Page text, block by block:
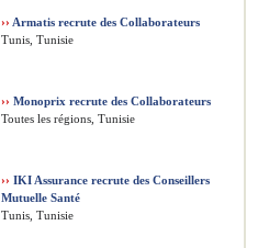
›› Armatis recrute des Collaborateurs
Tunis, Tunisie
›› Monoprix recrute des Collaborateurs
Toutes les régions, Tunisie
›› IKI Assurance recrute des Conseillers
Mutuelle Santé
Tunis, Tunisie